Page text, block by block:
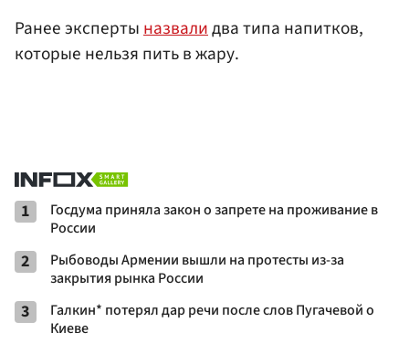
Ранее экспертыназвалидва типа напитков,
которые нельзя пить в жару.
1
Госдума приняла закон о запрете на проживание в
России
2
Рыбоводы Армении вышли на протесты из-за
закрытия рынка России
3
Галкин* потерял дар речи после слов Пугачевой о
Киеве